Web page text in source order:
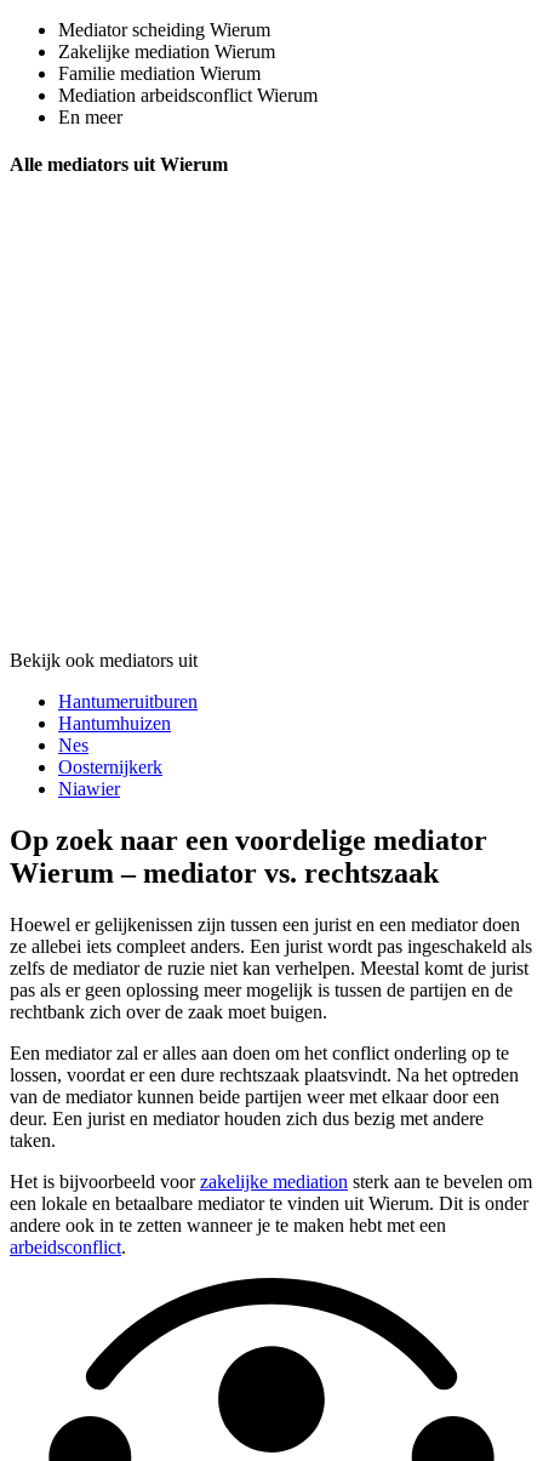
Mediator scheiding Wierum
Zakelijke mediation Wierum
Familie mediation Wierum
Mediation arbeidsconflict Wierum
En meer
Alle mediators uit Wierum
Bekijk ook mediators uit
Hantumeruitburen
Hantumhuizen
Nes
Oosternijkerk
Niawier
Op zoek naar een voordelige mediator
Wierum – mediator vs. rechtszaak
Hoewel er gelijkenissen zijn tussen een jurist en een mediator doen
ze allebei iets compleet anders. Een jurist wordt pas ingeschakeld als
zelfs de mediator de ruzie niet kan verhelpen. Meestal komt de jurist
pas als er geen oplossing meer mogelijk is tussen de partijen en de
rechtbank zich over de zaak moet buigen.
Een mediator zal er alles aan doen om het conflict onderling op te
lossen, voordat er een dure rechtszaak plaatsvindt. Na het optreden
van de mediator kunnen beide partijen weer met elkaar door een
deur. Een jurist en mediator houden zich dus bezig met andere
taken.
Het is bijvoorbeeld voorzakelijke mediation sterk aan te bevelen om
een lokale en betaalbare mediator te vinden uit Wierum. Dit is onder
andere ook in te zetten wanneer je te maken hebt met een
arbeidsconflict.